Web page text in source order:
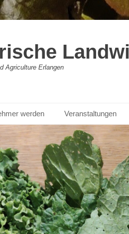
Agriculture Erlangen
werden Veranstaltungen